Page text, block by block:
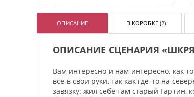
ОПИСАНИЕ В КОРОБКЕ (2)
ОПИСАНИЕ СЦЕНАРИЯ
Вам интересно и нам интересно, как
все в свои руки, так как где-то на
завязку: жил себе там старый Гартин,